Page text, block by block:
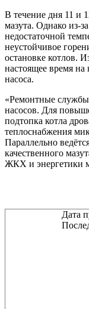
В течение дня 11 и
мазута. Однако из-
недостаточной
неустойчивое
остановке котлов.
настоящее время
насоса.
«Ремонтные
насосов. Для
подтопка котла
теплоснабжения
Параллельно
качественного
ЖКХ и энергетики
Дата